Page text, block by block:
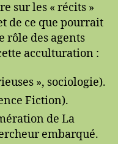
sur les « récits »
de ce que pourrait
rôle des agents
acculturation :
», sociologie).
Fiction).
de La
embarqué.